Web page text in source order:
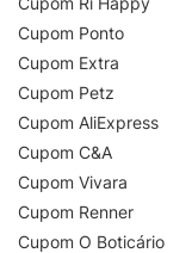
Cupom Ponto
Cupom Extra
Cupom Petz
Cupom AliExpress
Cupom C&A
Cupom Vivara
Cupom Renner
Cupom O Boticário